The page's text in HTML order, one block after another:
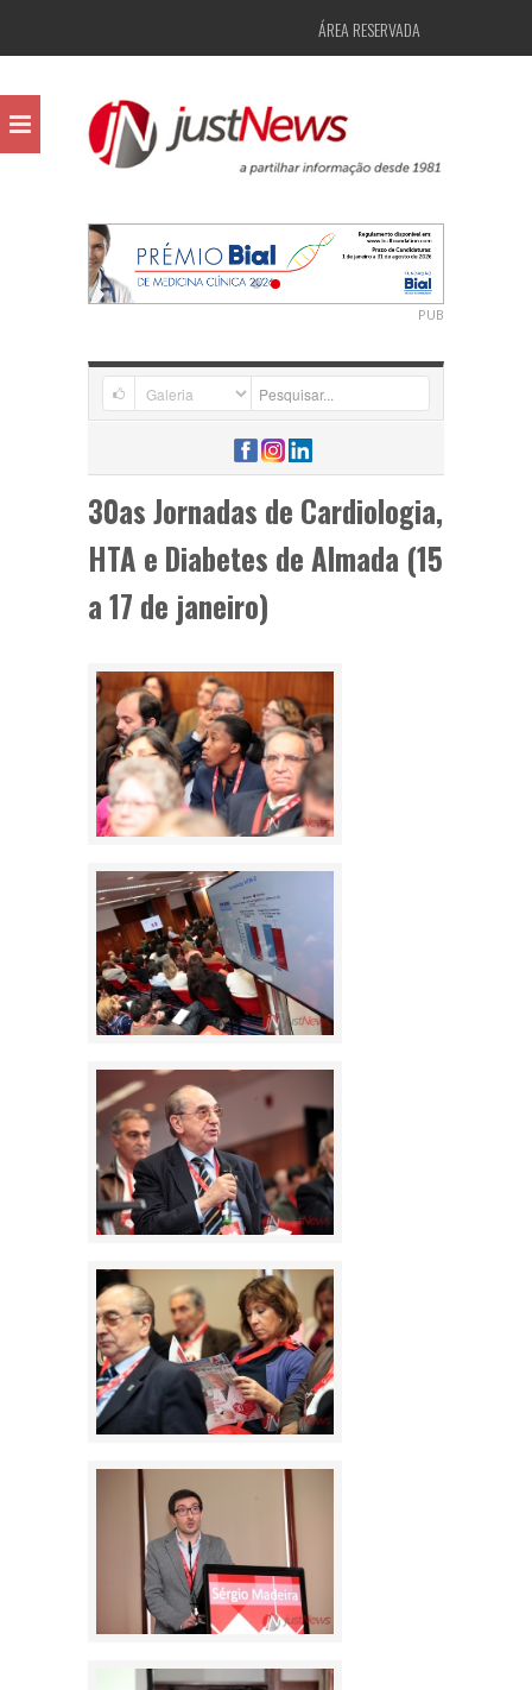
ÁREA RESERVADA
PUB
30as Jornadas de Cardiologia,
HTA e Diabetes de Almada (15
a 17 de janeiro)